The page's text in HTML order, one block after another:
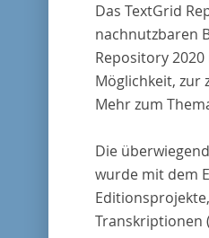
Das TextGrid
nachnutzbaren
Repository
Möglichkeit, zur
Mehr zum
Die
wurde mit dem
Transkriptionen